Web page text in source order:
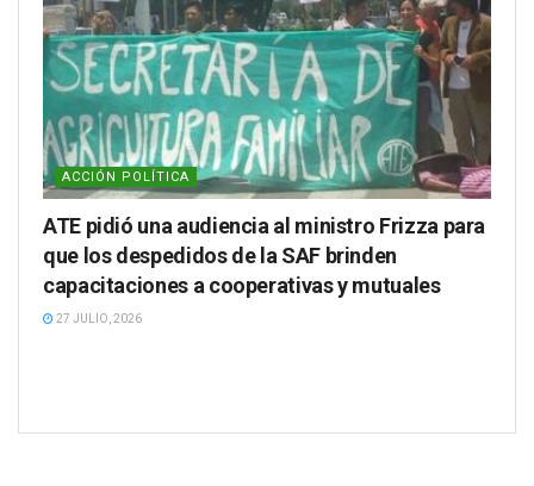
ACCIÓN POLÍTICA
ATE pidió una audiencia al ministro Frizza para
que los despedidos de la SAF brinden
capacitaciones a cooperativas y mutuales
27 JULIO, 2026